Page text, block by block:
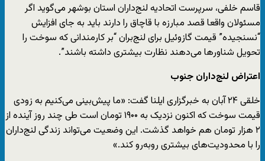
قاسم خلفی، سرپرست اتحادیه لنج‌داران استان بوشهر می‌گوید اگر
مسئولان واقعا قصد مبارزه با قاچاق را دارند باید به جای افزایش
“نسنجیده” قیمت گازوئیل برای لنج‌بران “بر کارمندانی که سوخت را
تحویل شناورها می‌دهند نظارت بیشتری داشته باشند”.
اعتراض لنج‌داران جنوب
خلقی ۲۴ آبان به خبرگزاری ایلنا گفت: «ما پیش‌بینی می‌کنیم به زودی
قیمت سوخت که اکنون نزدیک به ۱۹۰۰ تومان است طی چند روز آینده از
۲ هزار تومان هم خواهد گذشت. این وضعیت می‌تواند زندگی لنج‌داران
را با محدودیت‌های بیشتری روبه‌رو کند.»